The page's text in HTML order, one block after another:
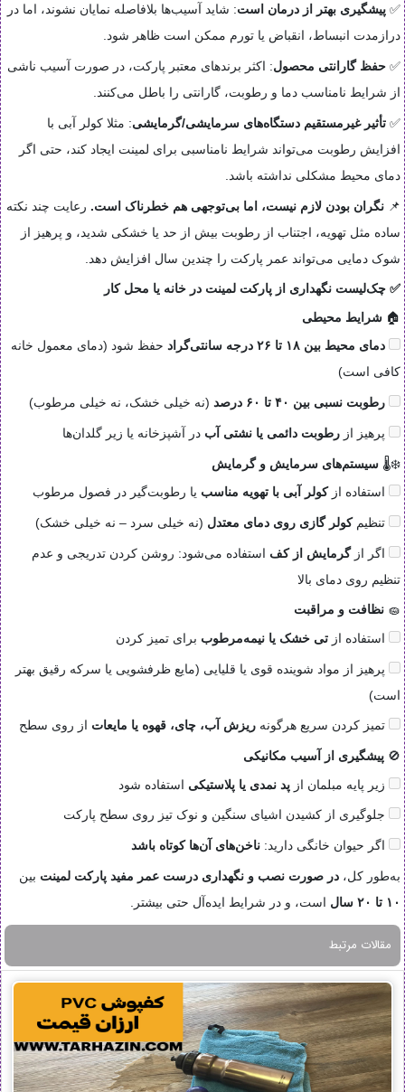
✅ پیشگیری بهتر از درمان است: شاید آسیب‌ها بلافاصله نمایان نشوند، اما در
درازمدت انبساط، انقباض یا تورم ممکن است ظاهر شود.
✅ حفظ گارانتی محصول: اکثر برندهای معتبر پارکت، در صورت آسیب ناشی
از شرایط نامناسب دما و رطوبت، گارانتی را باطل می‌کنند.
✅ تأثیر غیرمستقیم دستگاه‌های سرمایشی/گرمایشی: مثلا کولر آبی با
افزایش رطوبت می‌تواند شرایط نامناسبی برای لمینت ایجاد کند، حتی اگر
دمای محیط مشکلی نداشته باشد.
📌 نگران بودن لازم نیست، اما بی‌توجهی هم خطرناک است. رعایت چند نکته
ساده مثل تهویه، اجتناب از رطوبت بیش از حد یا خشکی شدید، و پرهیز از
شوک دمایی می‌تواند عمر پارکت را چندین سال افزایش دهد.
✅ چک‌لیست نگهداری از پارکت لمینت در خانه یا محل کار
🏠 شرایط محیطی
دمای محیط بین ۱۸ تا ۲۶ درجه سانتی‌گراد
حفظ شود (دمای معمول خانه
کافی است)
رطوبت نسبی بین ۴۰ تا ۶۰ درصد (نه خیلی خشک، نه خیلی مرطوب)
پرهیز از رطوبت دائمی یا نشتی آب در آشپزخانه یا زیر گلدان‌ها
❄️🌡️ سیستم‌های سرمایش و گرمایش
استفاده ازکولر آبی با تهویه مناسب یا رطوبت‌گیر در فصول مرطوب
تنظیمکولر گازی روی دمای معتدل (نه خیلی سرد – نه خیلی خشک)
اگر ازگرمایش از کف استفاده می‌شود: روشن کردن تدریجی و عدم
تنظیم روی دمای بالا
🧽 نظافت و مراقبت
استفاده از تی خشک یا نیمه‌مرطوب برای تمیز کردن
پرهیز از مواد شوینده قوی یا قلیایی (مایع ظرفشویی یا سرکه رقیق بهتر
است)
تمیز کردن سریع هرگونه ریزش آب، چای، قهوه یا مایعات از روی سطح
🚫 پیشگیری از آسیب مکانیکی
زیر پایه مبلمان از پد نمدی یا پلاستیکی استفاده شود
جلوگیری از کشیدن اشیای سنگین و نوک تیز روی سطح پارکت
اگر حیوان خانگی دارید: ناخن‌های آن‌ها کوتاه باشد
به‌طور کل، در صورت نصب و نگهداری درست عمر مفید پارکت لمینت بین
۱۰ تا ۲۰ سال
است، و در شرایط ایده‌آل حتی بیشتر.
مقالات مرتبط